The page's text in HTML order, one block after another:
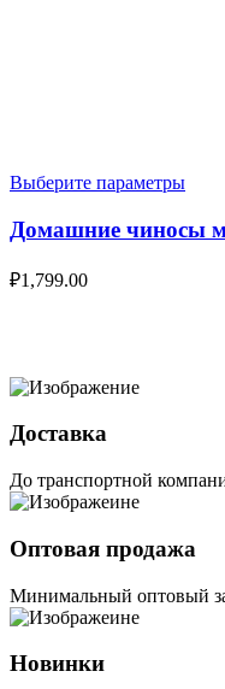
Выберите параметры
Домашние чиносы
₽1,799.00
Доставка
До транспортной
Оптовая продажа
Минимальный оптовый
Новинки